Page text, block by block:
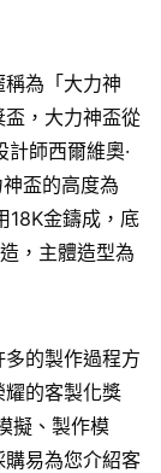
為「大力神
，大力神盃從
師西爾維奧·
盃的高度為
18K金鑄成，底
，主體造型為
的製作過程方
的客製化獎
擬、製作模
易為您介紹客